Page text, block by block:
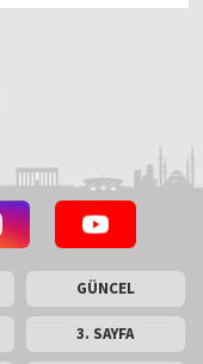
GÜNCEL
3. SAYFA